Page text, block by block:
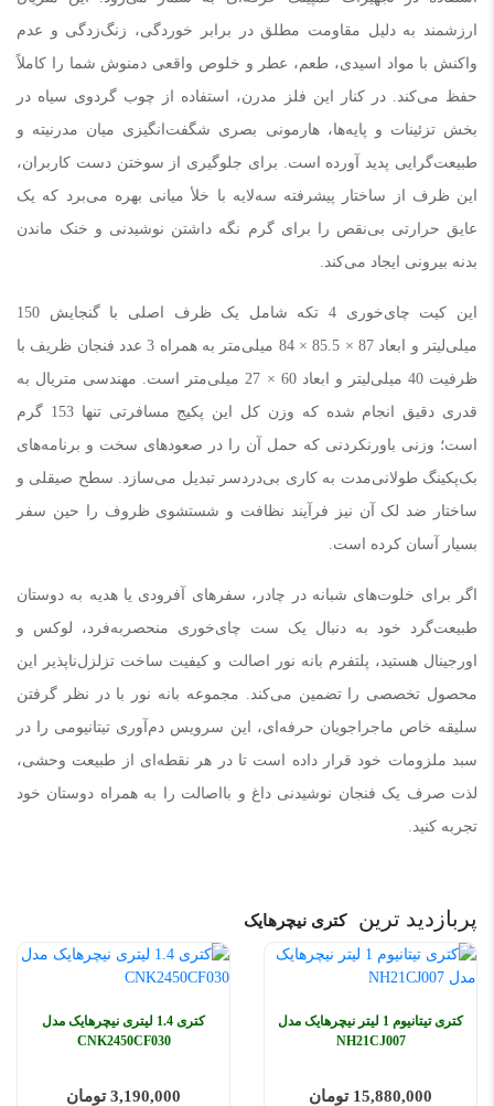
ارزشمند به دلیل مقاومت مطلق در برابر خوردگی، زنگ‌زدگی و عدم
واکنش با مواد اسیدی، طعم، عطر و خلوص واقعی دمنوش شما را کاملاً
حفظ می‌کند. در کنار این فلز مدرن، استفاده از چوب گردوی سیاه در
بخش تزئینات و پایه‌ها، هارمونی بصری شگفت‌انگیزی میان مدرنیته و
طبیعت‌گرایی پدید آورده است. برای جلوگیری از سوختن دست کاربران،
این ظرف از ساختار پیشرفته سه‌لایه با خلأ میانی بهره می‌برد که یک
عایق حرارتی بی‌نقص را برای گرم نگه داشتن نوشیدنی و خنک ماندن
بدنه بیرونی ایجاد می‌کند.
این کیت چای‌خوری 4 تکه شامل یک ظرف اصلی با گنجایش 150
میلی‌لیتر و ابعاد 87 × 85.5 × 84 میلی‌متر به همراه 3 عدد فنجان ظریف با
ظرفیت 40 میلی‌لیتر و ابعاد 60 × 27 میلی‌متر است. مهندسی متریال به
قدری دقیق انجام شده که وزن کل این پکیج مسافرتی تنها 153 گرم
است؛ وزنی باورنکردنی که حمل آن را در صعودهای سخت و برنامه‌های
بک‌پکینگ طولانی‌مدت به کاری بی‌دردسر تبدیل می‌سازد. سطح صیقلی و
ساختار ضد لک آن نیز فرآیند نظافت و شستشوی ظروف را حین سفر
بسیار آسان کرده است.
اگر برای خلوت‌های شبانه در چادر، سفرهای آفرودی یا هدیه به دوستان
طبیعت‌گرد خود به دنبال یک ست چای‌خوری منحصربه‌فرد، لوکس و
اورجینال هستید، پلتفرم بانه نور اصالت و کیفیت ساخت تزلزل‌ناپذیر این
محصول تخصصی را تضمین می‌کند. مجموعه بانه نور با در نظر گرفتن
سلیقه خاص ماجراجویان حرفه‌ای، این سرویس دم‌آوری تیتانیومی را در
سبد ملزومات خود قرار داده است تا در هر نقطه‌ای از طبیعت وحشی،
لذت صرف یک فنجان نوشیدنی داغ و بااصالت را به همراه دوستان خود
تجربه کنید.
پربازدید ترین کتری نیچرهایک
کتری تیتانیوم 1 لیتر نیچرهایک مدل
NH21CJ007
15,880,000 تومان
کتری 1.4 لیتری نیچرهایک مدل
CNK2450CF030
3,190,000 تومان